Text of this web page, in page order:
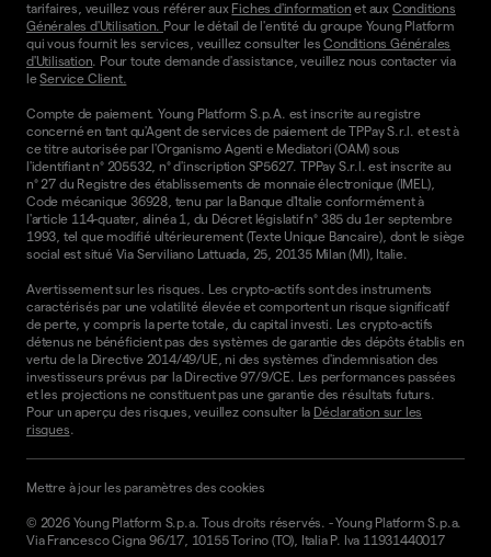
tarifaires, veuillez vous référer aux Fiches d'information et aux Conditions
Générales d'Utilisation. Pour le détail de l'entité du groupe Young Platform
qui vous fournit les services, veuillez consulter lesConditions Générales
d'Utilisation. Pour toute demande d'assistance, veuillez nous contacter via
leService Client.
Compte de paiement. Young Platform S.p.A. est inscrite au registre
concerné en tant qu'Agent de services de paiement de TPPay S.r.l. et est à
ce titre autorisée par l'Organismo Agenti e Mediatori (OAM) sous
l'identifiant n° 205532, n° d'inscription SP5627. TPPay S.r.l. est inscrite au
n° 27 du Registre des établissements de monnaie électronique (IMEL),
Code mécanique 36928, tenu par la Banque d'Italie conformément à
l'article 114-quater, alinéa 1, du Décret législatif n° 385 du 1er septembre
1993, tel que modifié ultérieurement (Texte Unique Bancaire), dont le siège
social est situé Via Serviliano Lattuada, 25, 20135 Milan (MI), Italie.
Avertissement sur les risques. Les crypto-actifs sont des instruments
caractérisés par une volatilité élevée et comportent un risque significatif
de perte, y compris la perte totale, du capital investi. Les crypto-actifs
détenus ne bénéficient pas des systèmes de garantie des dépôts établis en
vertu de la Directive 2014/49/UE, ni des systèmes d'indemnisation des
investisseurs prévus par la Directive 97/9/CE. Les performances passées
et les projections ne constituent pas une garantie des résultats futurs.
Pour un aperçu des risques, veuillez consulter la Déclaration sur les
risques.
© 2026 Young Platform S.p.a. Tous droits réservés. -Young Platform S.p.a.
Via Francesco Cigna 96/17, 10155 Torino (TO), Italia P. Iva 11931440017
Mettre à jour les paramètres des cookies